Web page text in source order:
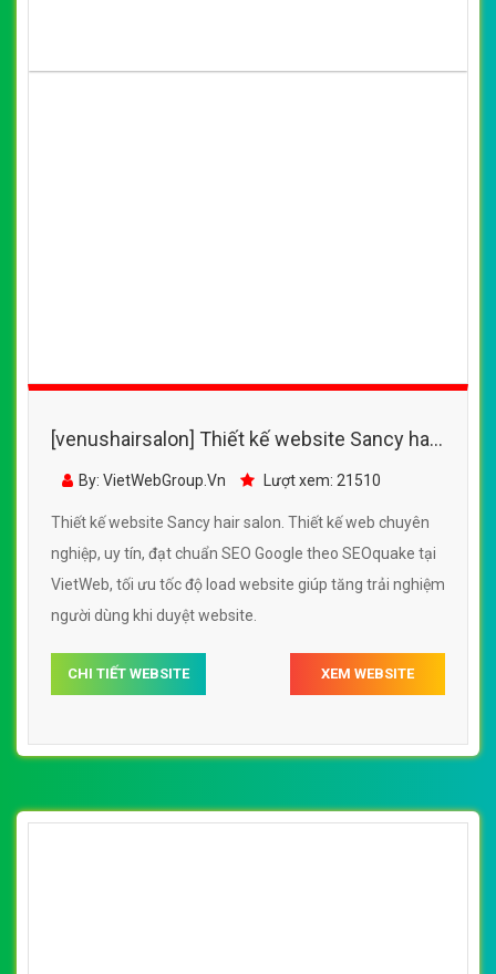
[venushairsalon] Thiết kế website Sancy hair
salon đẹp, chuyên nghiệp chuẩn SEO
By: VietWebGroup.Vn Lượt xem: 21510
Thiết kế website Sancy hair salon. Thiết kế web chuyên
nghiệp, uy tín, đạt chuẩn SEO Google theo SEOquake tại
VietWeb, tối ưu tốc độ load website giúp tăng trải nghiệm
người dùng khi duyệt website.
CHI TIẾT WEBSITE XEM WEBSITE